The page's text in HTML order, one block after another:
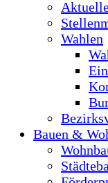
Wahlen
Bauen &